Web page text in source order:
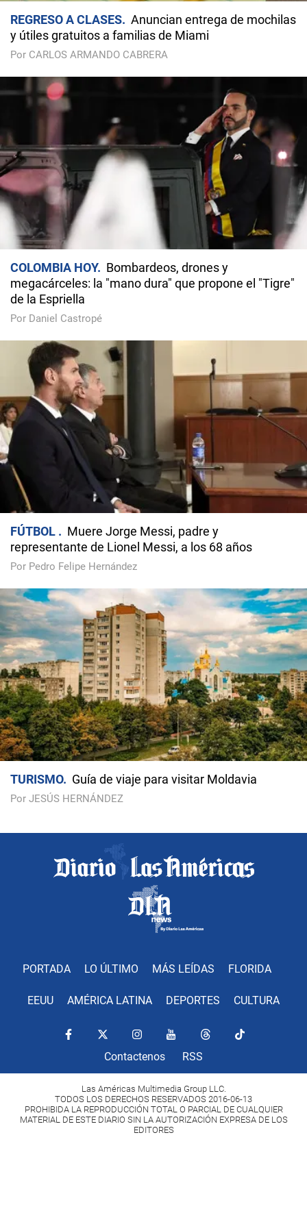
REGRESO A CLASES
Anuncian entrega de mochilas
y útiles gratuitos a familias de Miami
Por CARLOS ARMANDO CABRERA
COLOMBIA HOY
Bombardeos, drones y
megacárceles: la "mano dura" que propone el "Tigre"
de la Espriella
Por Daniel Castropé
FÚTBOL
Muere Jorge Messi, padre y
representante de Lionel Messi, a los 68 años
Por Pedro Felipe Hernández
TURISMO Guía de viaje para visitar Moldavia
Por JESÚS HERNÁNDEZ
PORTADA LO ÚLTIMO MÁS LEÍDAS FLORIDA
EEUU AMÉRICA LATINA DEPORTES CULTURA
Contactenos RSS
Las Américas Multimedia Group LLC.
TODOS LOS DERECHOS RESERVADOS 2016-06-13
PROHIBIDA LA REPRODUCCIÓN TOTAL O PARCIAL DE CUALQUIER
MATERIAL DE ESTE DIARIO SIN LA AUTORIZACIÓN EXPRESA DE LOS
EDITORES